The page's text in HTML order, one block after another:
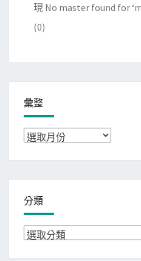
現 No master found for
(0)
彙整
彙
分類
分